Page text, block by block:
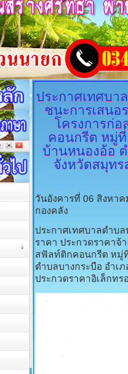
ประกาศเทศบา
ชนะการเสนอ
โครงการก่
คอนกรีต หมู่ที่
บ้านหนองอ้อ
จังหวัดสมุท
วันอังคารที่ 06 สิงหา
กองคลัง
ประกาศเทศบาลตำบล
ราคา ประกวดราคาจ้
สฟัลท์ติกคอนกรีต หมู่
ตำบลบางกระบือ อำเ
ประกวดราคาอิเล็กทร